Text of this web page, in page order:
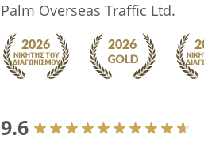
Palm Overseas Traffic Ltd.
9.6